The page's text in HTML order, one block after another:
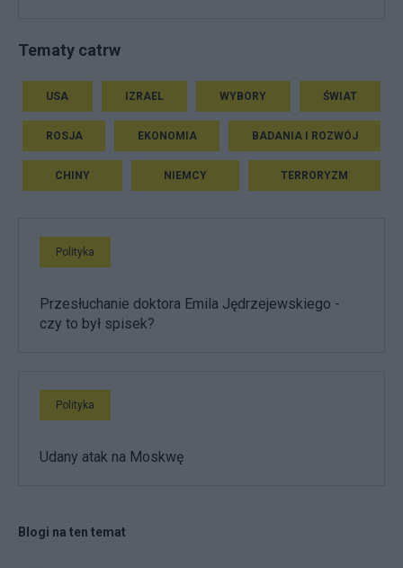
Tematy catrw
USA IZRAEL WYBORY ŚWIAT
ROSJA EKONOMIA BADANIA I ROZWÓJ
CHINY NIEMCY TERRORYZM
Polityka
Przesłuchanie doktora Emila Jędrzejewskiego -
czy to był spisek?
Polityka
Udany atak na Moskwę
Blogi na ten temat